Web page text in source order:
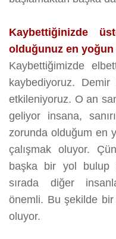
Kaybettiğinizde
olduğunuz en
Kaybettiğimizde
kaybediyoruz.
etkileniyoruz. O an
geliyor insana,
zorunda olduğum en
çalışmak oluyor.
başka bir yol bulup
sırada diğer
önemli. Bu şekilde bir
oluyor.